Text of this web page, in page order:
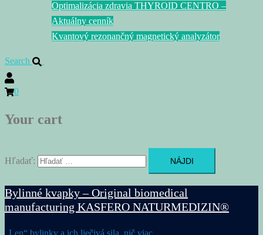
Optimalizácia zdravia THYROID CENTRO –
Aktuálny cenník
Kvantový rezonančný magnetický analyzátor
Search
0
Your cart
Hľadať:
Bylinné kvapky – Original biomedical
manufacturing KASFERO NATURMEDIZIN®
„Len“ bylinky a ich liečivá sila, nič viac…